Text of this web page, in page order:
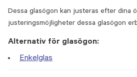
Dessa glasögon kan justeras efter dina
justeringsmöjligheter dessa glasögon
Alternativ för glasögon:
Enkelglas